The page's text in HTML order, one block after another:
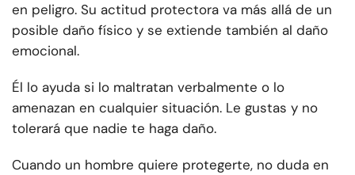
en peligro. Su actitud protectora va más allá de un
posible daño físico y se extiende también al daño
emocional.
Él lo ayuda si lo maltratan verbalmente o lo
amenazan en cualquier situación. Le gustas y no
tolerará que nadie te haga daño.
Cuando un hombre quiere protegerte, no duda en